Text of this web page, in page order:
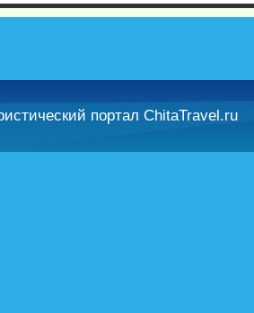
портал ChitaTravel.ru